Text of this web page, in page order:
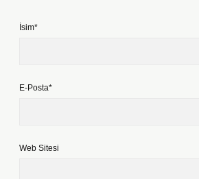
İsim*
E-Posta*
Web Sitesi